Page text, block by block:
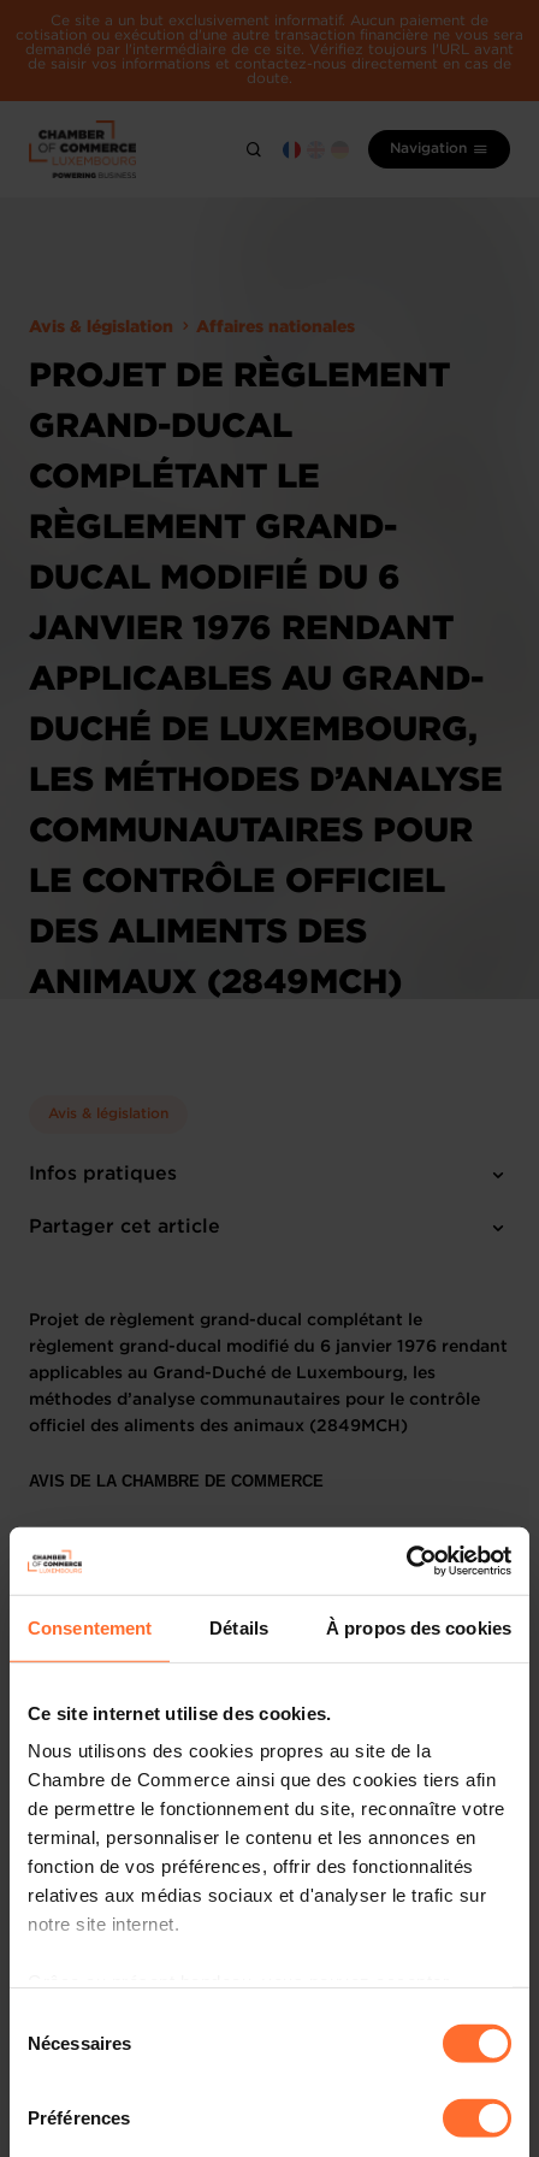
Consentement Détails À propos des cookies
Ce site internet utilise des cookies.
Nous utilisons des cookies propres au site de la
Chambre de Commerce ainsi que des cookies tiers afin
de permettre le fonctionnement du site, reconnaître votre
terminal, personnaliser le contenu et les annonces en
fonction de vos préférences, offrir des fonctionnalités
relatives aux médias sociaux et d'analyser le trafic sur
notre site internet.
à l’exception des cookies strictement nécessaires au
fonctionnement du site. Une description des différents
cookies est accessible sous l’onglet « Détails » ci-
dessus.
Nécessaires
Préférences
Ce site a un but exclusivement informatif. Aucun paiement de
cotisation ou exécution d'une autre transaction financière ne vous sera
demandé par l'intermédiaire de ce site. Vérifiez toujours l'URL avant
de saisir vos informations et contactez-nous directement en cas de
doute.
Navigation
Avis & législation Affaires nationales
PROJET DE RÈGLEMENT
GRAND-DUCAL
COMPLÉTANT LE
RÈGLEMENT GRAND-
DUCAL MODIFIÉ DU 6
JANVIER 1976 RENDANT
APPLICABLES AU GRAND-
DUCHÉ DE LUXEMBOURG,
LES MÉTHODES D’ANALYSE
COMMUNAUTAIRES POUR
LE CONTRÔLE OFFICIEL
DES ALIMENTS DES
ANIMAUX (2849MCH)
Avis & législation
Infos pratiques
Partager cet article
Projet de règlement grand-ducal complétant le
règlement grand-ducal modifié du 6 janvier 1976 rendant
applicables au Grand-Duché de Luxembourg, les
méthodes d’analyse communautaires pour le contrôle
officiel des aliments des animaux (2849MCH)
AVIS DE LA CHAMBRE DE COMMERCE
de la Viticulture et du Développement rural a bien voulu saisir la
Chambre de Commerce pour avis du projet de règlement grand-ducal
sous rubrique.
animale pour le contrôle officiel des aliments pour animaux. La
transposition se fait par une référence à la publication au Journal